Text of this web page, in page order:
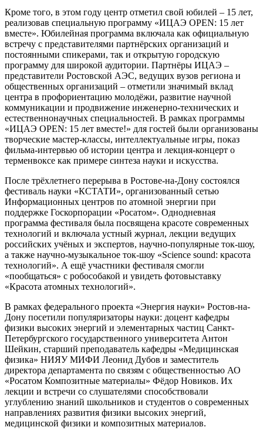
Кроме того, в этом году центр отметил свой юбилей – 15 лет,
реализовав специальную программу «ИЦАЭ OPEN: 15 лет
вместе». Юбилейная программа включала как официальную
встречу с представителями партнёрских организаций и
постоянными спикерами, так и открытую городскую
программу для широкой аудитории. Партнёры ИЦАЭ –
представители Ростовской АЭС, ведущих вузов региона и
общественных организаций – отметили значимый вклад
центра в профориентацию молодёжи, развитие научной
коммуникации и продвижение инженерно-технических и
естественнонаучных специальностей. В рамках программы
«ИЦАЭ OPEN: 15 лет вместе!» для гостей были организованы
творческие мастер-классы, интеллектуальные игры, показ
фильма-интервью об истории центра и лекция-концерт о
терменвоксе как примере синтеза науки и искусства.
После трёхлетнего перерыва в Ростове-на-Дону состоялся
фестиваль науки «КСТАТИ», организованный сетью
Информационных центров по атомной энергии при
поддержке Госкорпорации «Росатом». Однодневная
программа фестиваля была посвящена красоте современных
технологий и включала устный журнал, лекции ведущих
российских учёных и экспертов, научно-популярные ток-шоу,
а также научно-музыкальное ток-шоу «Science sound: красота
технологий». А ещё участники фестиваля смогли
«пообщаться» с робособакой и увидеть фотовыставку
«Красота атомных технологий».
В рамках федерального проекта «Энергия науки» Ростов-на-
Дону посетили популяризаторы науки: доцент кафедры
физики высоких энергий и элементарных частиц Санкт-
Петербургского государственного университета Антон
Шейкин, старший преподаватель кафедры «Медицинская
физика» НИЯУ МИФИ Леонид Дубов и заместитель
директора департамента по связям с общественностью АО
«Росатом Композитные материалы» Фёдор Новиков. Их
лекции и встречи со слушателями способствовали
углублению знаний школьников и студентов о современных
направлениях развития физики высоких энергий,
медицинской физики и композитных материалов.